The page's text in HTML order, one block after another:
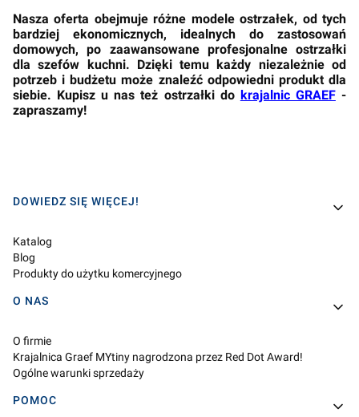
Nasza oferta obejmuje różne modele ostrzałek, od tych
bardziej ekonomicznych, idealnych do zastosowań
domowych, po zaawansowane profesjonalne ostrzałki
dla szefów kuchni. Dzięki temu każdy niezależnie od
potrzeb i budżetu może znaleźć odpowiedni produkt dla
siebie. Kupisz u nas też ostrzałki do krajalnic GRAEF-
zapraszamy!
Linki w stopce
DOWIEDZ SIĘ WIĘCEJ!
Katalog
Blog
Produkty do użytku komercyjnego
O NAS
O firmie
Krajalnica Graef MYtiny nagrodzona przez Red Dot Award!
Ogólne warunki sprzedaży
POMOC